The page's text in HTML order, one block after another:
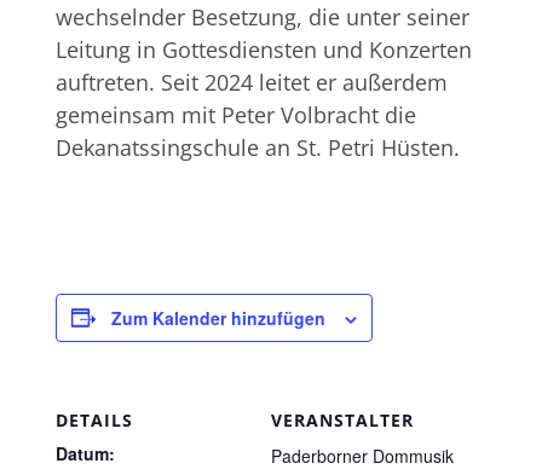
wechselnder Besetzung, die unter seiner
Leitung in Gottesdiensten und Konzerten
auftreten. Seit 2024 leitet er außerdem
gemeinsam mit Peter Volbracht die
Dekanatssingschule an St. Petri Hüsten.
Zum Kalender hinzufügen
DETAILS
Datum:
VERANSTALTER
Paderborner Dommusik